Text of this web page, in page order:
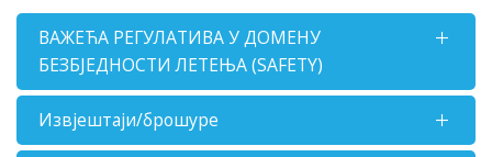
ВАЖЕЋА РЕГУЛАТИВА У ДОМЕНУ
БЕЗБЈЕДНОСТИ ЛЕТЕЊА (SAFETY)
Извјештаји/брошуре